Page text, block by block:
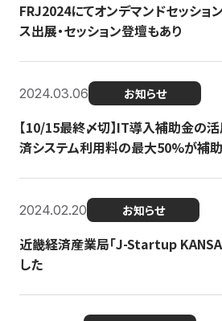
FRJ2024にてオンデマンドセッショ
ス出展・セッション登壇もあり
2024.03.06 お知らせ
【10/15最終〆切】IT導入補助金の
済システム利用料の最大50%が補助
2024.02.20 お知らせ
近畿経済産業局「J-Startup
した